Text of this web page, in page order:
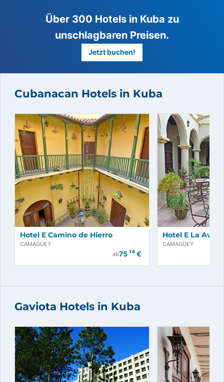
Über 300 Hotels in Kuba zu
unschlagbaren Preisen.
Jetzt buchen!
Cubanacan Hotels in Kuba
Hotel E Camino de Hierro
CAMAGÜEY
ab75 14€
Hotel E La
CAMAGÜEY
Gaviota Hotels in Kuba